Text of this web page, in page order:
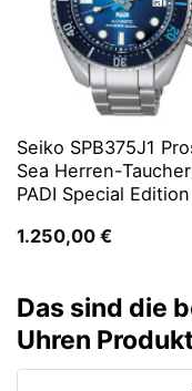
Seiko SPB375J1
Sea Herren-
PADI Special Edition
1.250,00 €
Das sind die
Uhren